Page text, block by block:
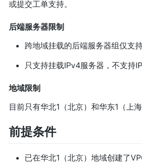
或提交工单支持。
后端服务器限制
跨地域挂载的后端服务器组仅支持
只支持挂载IPv4服务器，不支持
地域限制
目前只有华北1（北京）和华东1（上海
前提条件
已在华北1（北京）地域创建了